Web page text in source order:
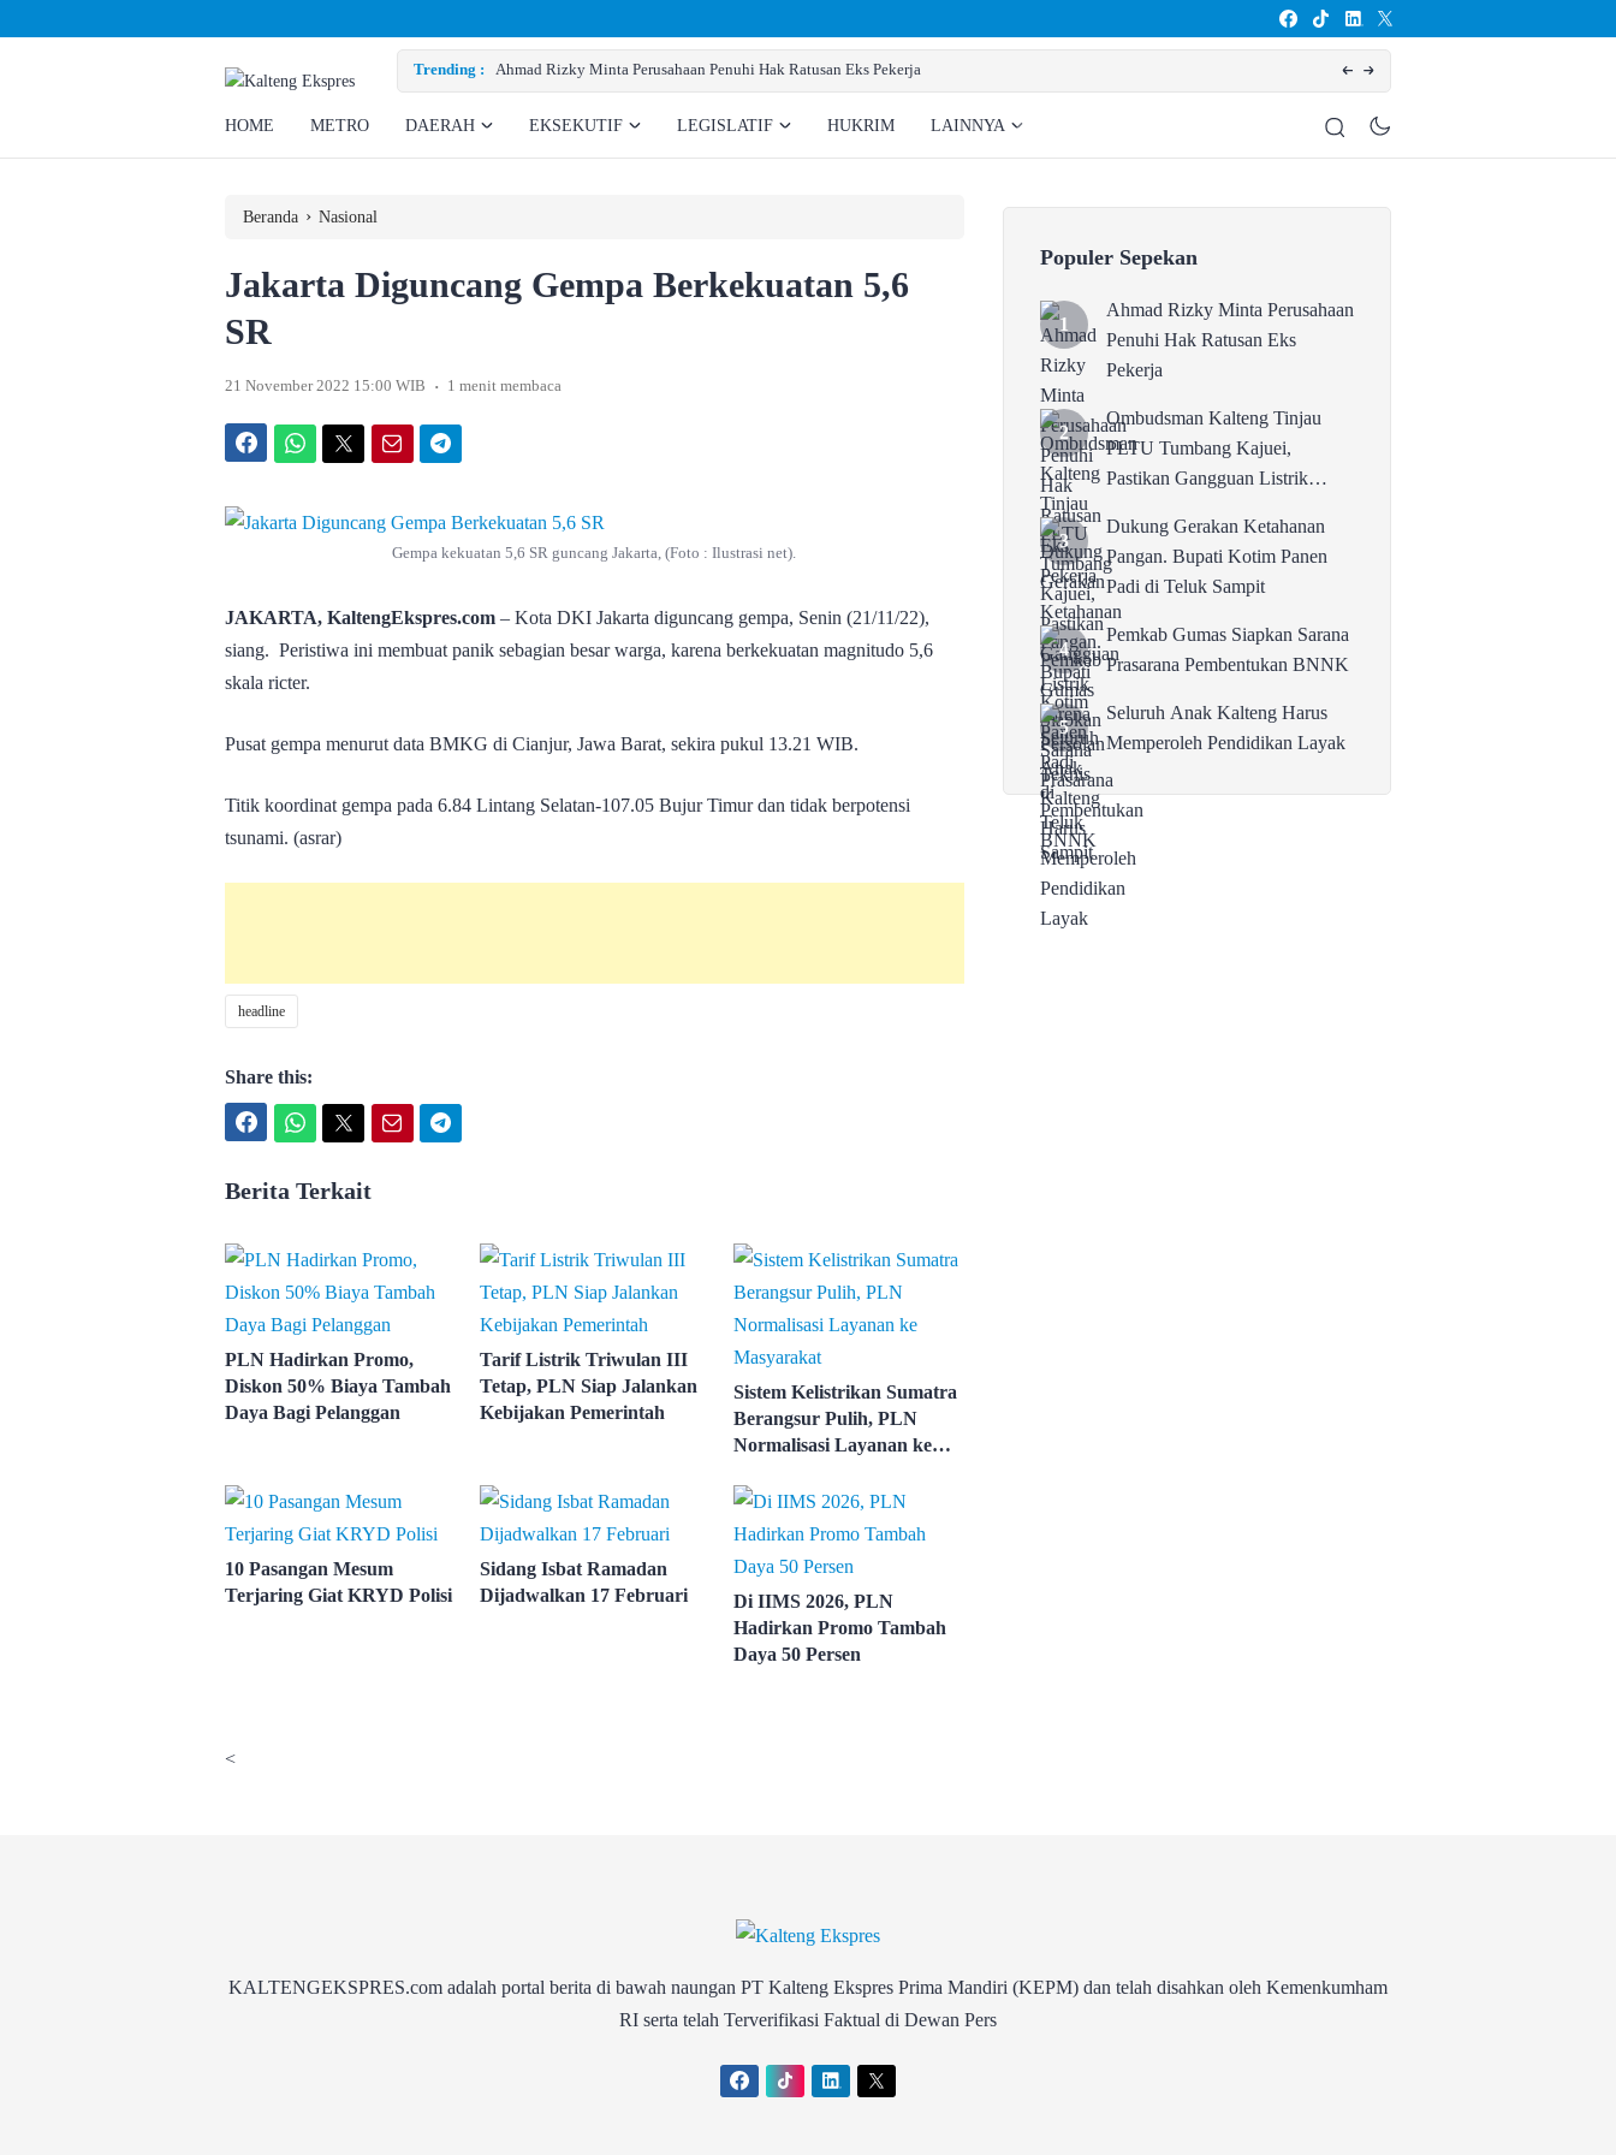
Trending :
Ahmad Rizky Minta Perusahaan Penuhi Hak Ratusan Eks Pekerja Ombudsman Kalteng Tinjau PLTU Tumbang Kajuei, Pastikan Gangguan Listrik
HOME METRO DAERAH EKSEKUTIF LEGISLATIF HUKRIM LAINNYA
Beranda › Nasional
Jakarta Diguncang Gempa Berkekuatan 5,6
SR
21 November 2022 15:00 WIB . 1 menit membaca
Gempa kekuatan 5,6 SR guncang Jakarta, (Foto : Ilustrasi net).
JAKARTA, KaltengEkspres.com – Kota DKI Jakarta diguncang gempa, Senin (21/11/22),
siang. Peristiwa ini membuat panik sebagian besar warga, karena berkekuatan magnitudo 5,6
skala ricter.
Pusat gempa menurut data BMKG di Cianjur, Jawa Barat, sekira pukul 13.21 WIB.
Titik koordinat gempa pada 6.84 Lintang Selatan-107.05 Bujur Timur dan tidak berpotensi
tsunami. (asrar)
headline
Share this:
Berita Terkait
PLN Hadirkan Promo,
Diskon 50% Biaya Tambah
Daya Bagi Pelanggan
Tarif Listrik Triwulan III
Tetap, PLN Siap Jalankan
Kebijakan Pemerintah
Sistem Kelistrikan Sumatra
Berangsur Pulih, PLN
Normalisasi Layanan ke
10 Pasangan Mesum
Terjaring Giat KRYD Polisi
Sidang Isbat Ramadan
Dijadwalkan 17 Februari
Di IIMS 2026, PLN
Hadirkan Promo Tambah
Daya 50 Persen
Populer Sepekan
Ahmad Rizky Minta Perusahaan
Penuhi Hak Ratusan Eks
Pekerja
Ombudsman Kalteng Tinjau
PLTU Tumbang Kajuei,
Pastikan Gangguan Listrik
Dukung Gerakan Ketahanan
Pangan. Bupati Kotim Panen
Padi di Teluk Sampit
Pemkab Gumas Siapkan Sarana
Prasarana Pembentukan BNNK
Seluruh Anak Kalteng Harus
Memperoleh Pendidikan Layak
<
KALTENGEKSPRES.com adalah portal berita di bawah naungan PT Kalteng Ekspres Prima Mandiri (KEPM) dan telah disahkan oleh Kemenkumham
RI serta telah Terverifikasi Faktual di Dewan Pers